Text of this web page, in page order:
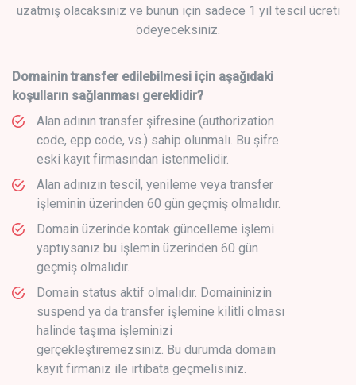
uzatmış olacaksınız ve bunun için sadece 1 yıl tescil ücreti
ödeyeceksiniz.
Domainin transfer edilebilmesi için aşağıdaki
koşulların sağlanması gereklidir?
Alan adının transfer şifresine (authorization
code, epp code, vs.) sahip olunmalı. Bu şifre
eski kayıt firmasından istenmelidir.
Alan adınızın tescil, yenileme veya transfer
işleminin üzerinden 60 gün geçmiş olmalıdır.
Domain üzerinde kontak güncelleme işlemi
yaptıysanız bu işlemin üzerinden 60 gün
geçmiş olmalıdır.
Domain status aktif olmalıdır. Domaininizin
suspend ya da transfer işlemine kilitli olması
halinde taşıma işleminizi
gerçekleştiremezsiniz. Bu durumda domain
kayıt firmanız ile irtibata geçmelisiniz.